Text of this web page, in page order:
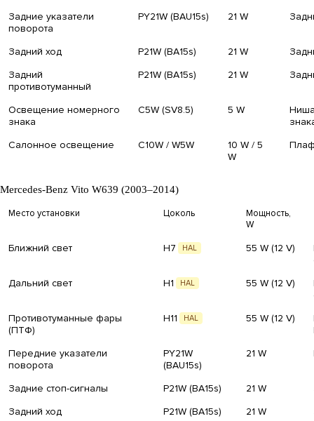
Задние указатели
поворота
PY21W (BAU15s) 21 W
Задний ход P21W (BA15s) 21 W
Задний
противотуманный
P21W (BA15s) 21 W
Освещение номерного
знака
C5W (SV8.5) 5 W
Салонное освещение
C10W / W5W
10 W / 5
W
Mercedes-Benz Vito W639 (2003–2014)
Место установки Цоколь
Мощность,
W
Ближний свет H7 HAL 55 W (12 V)
Дальний свет
H1 HAL 55 W (12 V)
Противотуманные фары
(ПТФ)
H11 HAL 55 W (12 V)
Передние указатели
поворота
PY21W
(BAU15s)
21 W
Задние стоп-сигналы P21W (BA15s) 21 W
Задний ход
P21W (BA15s) 21 W